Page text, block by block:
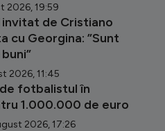
2026, 19:59
invitat de Cristiano
cu Georgina: ”Sunt
2026, 11:45
fotbalistul în
1.000.000 de euro
2026, 17:26